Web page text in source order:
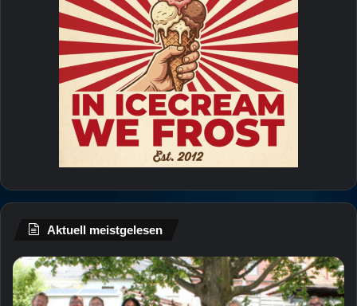
Aktuell meistgelesen